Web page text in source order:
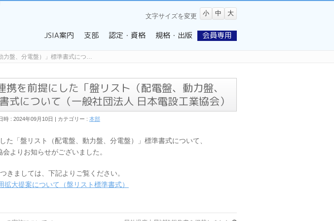
文字サイズを変更 小 中 大
JSIA案内 支部 認定・資格 規格・出版 会員専用
力盤、分電盤）」標準書式につ…
携を前提にした「盤リスト（配電盤、動力盤、
式について（一般社団法人 日本電設工業協会）
時 : 2024年09月10日 カテゴリー : 本部
た「盤リスト（配電盤、動力盤、分電盤）」標準書式について、
よりお知らせがございました。
きましては、下記よりご覧ください。
拡大提案について（盤リスト標準書式）